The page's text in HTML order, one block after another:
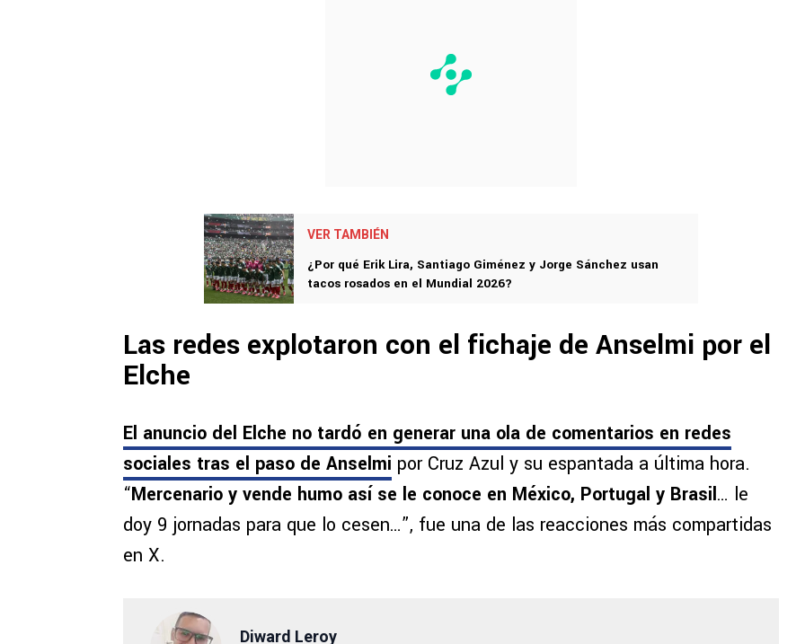
VER TAMBIÉN
¿Por qué Erik Lira, Santiago Giménez y Jorge Sánchez usan
tacos rosados en el Mundial 2026?
Las redes explotaron con el fichaje de Anselmi por el
Elche
El anuncio del Elche no tardó en generar una ola de comentarios en redes
sociales tras el paso de Anselmi por Cruz Azul y su espantada a última hora.
“Mercenario y vende humo así se le conoce en México, Portugal y Brasil… le
doy 9 jornadas para que lo cesen…”, fue una de las reacciones más compartidas
en X.
Diward Leroy